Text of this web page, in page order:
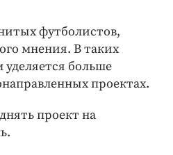
футболистов,
мнения. В таких
больше
проектах.
проект на